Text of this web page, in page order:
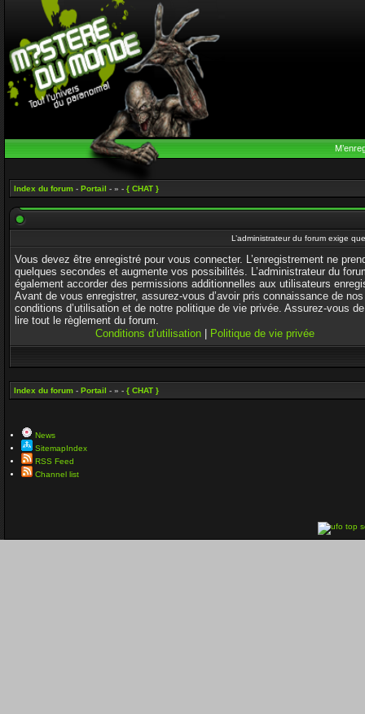
Index du forum - Portail - » - { CHAT }
L’administrateur du forum exige
Vous devez être enregistré pour vous connecter. L’enregistrement ne
quelques secondes et augmente vos possibilités. L’administrateur du
également accorder des permissions additionnelles aux utilisateurs
Avant de vous enregistrer, assurez-vous d’avoir pris connaissance de nos
conditions d’utilisation et de notre politique de vie privée. Assurez-vous
lire tout le règlement du forum.
Conditions d’utilisation| Politique de vie privée
Index du forum - Portail - » - { CHAT }
News
SitemapIndex
RSS Feed
Channel list